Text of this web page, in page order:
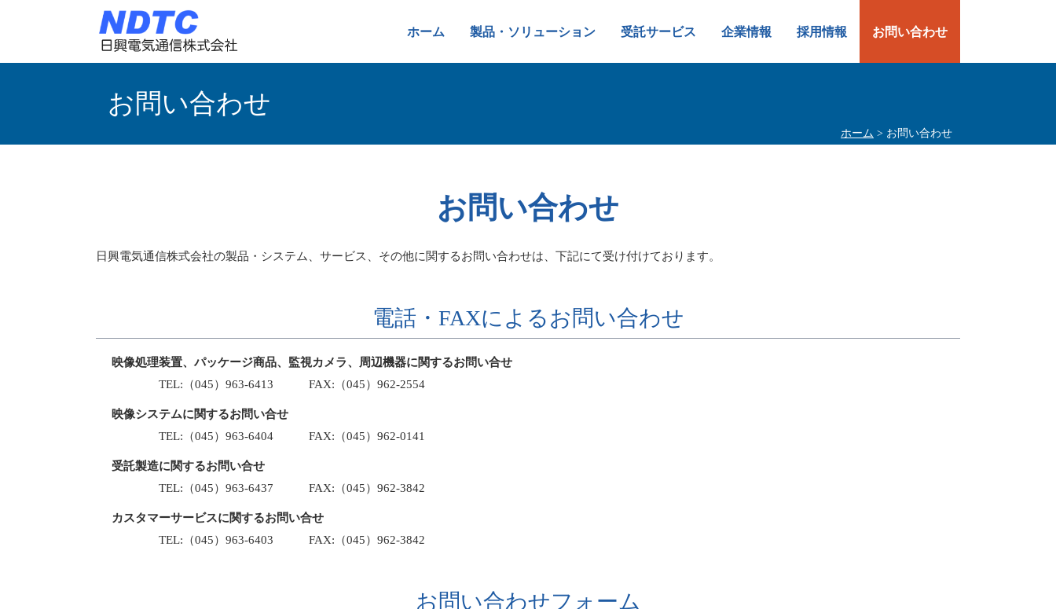
ホーム 製品・ソリューション 受託サービス 企業情報 採用情報 お問い合わせ
お問い合わせ
ホーム > お問い合わせ
お問い合わせ
日興電気通信株式会社の製品・システム、サービス、その他に関するお問い合わせは、下記にて受け付けております。
電話・FAXによるお問い合わせ
映像処理装置、パッケージ商品、監視カメラ、周辺機器に関するお問い合せ
TEL:（045）963-6413 FAX:（045）962-2554
映像システムに関するお問い合せ
TEL:（045）963-6404 FAX:（045）962-0141
受託製造に関するお問い合せ
TEL:（045）963-6437 FAX:（045）962-3842
カスタマーサービスに関するお問い合せ
TEL:（045）963-6403 FAX:（045）962-3842
お問い合わせフォーム